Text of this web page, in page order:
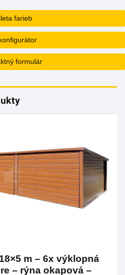
farieb
formulár
m – 6x výklopná
– rýna okapová –